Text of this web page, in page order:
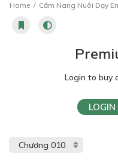
Home Cẩm Nang Nuôi Dạy
Login to buy
LOGIN